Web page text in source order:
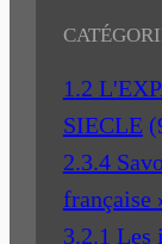
1.2
SIECLE
2.3.4
française
3.2.1 Les